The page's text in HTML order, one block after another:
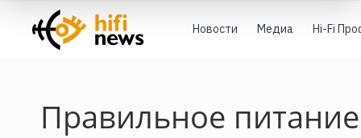
Новости Медиа Hi-Fi
Правильное питание